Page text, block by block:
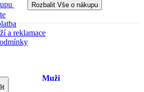
Rozbalit Vše o nákupu
a reklamace
Muži